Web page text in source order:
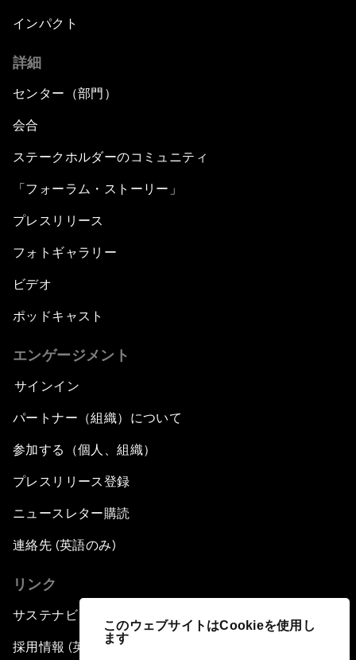
このウェブサイトはCookieを使用し
ます
インパクト
詳細
センター（部門）
会合
ステークホルダーのコミュニティ
「フォーラム・ストーリー」
プレスリリース
フォトギャラリー
ビデオ
ポッドキャスト
エンゲージメント
サインイン
パートナー（組織）について
参加する（個人、組織）
プレスリリース登録
ニュースレター購読
連絡先 (英語のみ)
リンク
サステナビリティへの取り組み
採用情報 (英語のみ)